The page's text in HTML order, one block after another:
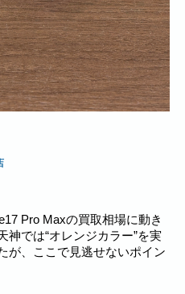
Pro Maxの買取相場に動き
神では“オレンジカラー”を実
が、ここで見逃せないポイン